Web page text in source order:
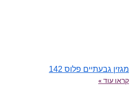
מגזין גבעתיים פלוס 142
קראו עוד »